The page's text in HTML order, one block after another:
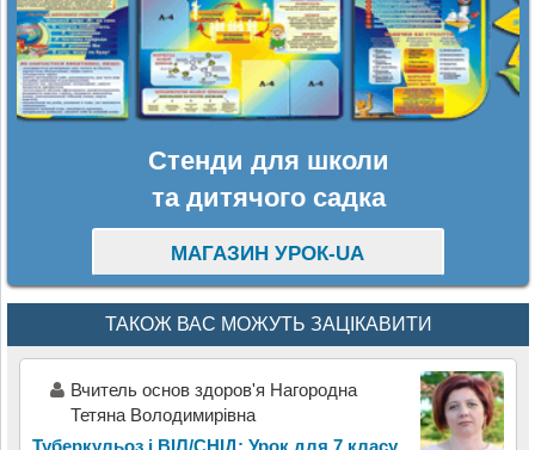
Стенди для школи
та дитячого садка
МАГАЗИН УРОК-UA
ТАКОЖ ВАС МОЖУТЬ ЗАЦІКАВИТИ
Вчитель основ здоров'я Нагородна
Тетяна Володимирівна